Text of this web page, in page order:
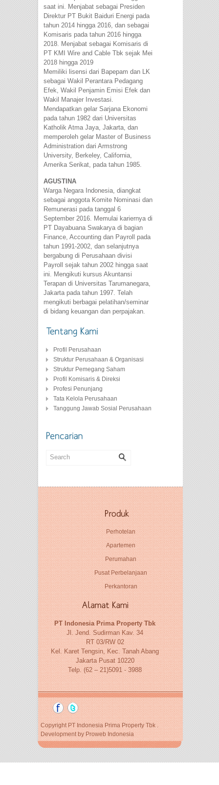
saat ini. Menjabat sebagai Presiden
Direktur PT Bukit Baiduri Energi pada
tahun 2014 hingga 2016, dan sebagai
Komisaris pada tahun 2016 hingga
2018. Menjabat sebagai Komisaris di
PT KMI Wire and Cable Tbk sejak Mei
2018 hingga 2019
Memiliki lisensi dari Bapepam dan LK
sebagai Wakil Perantara Pedagang
Efek, Wakil Penjamin Emisi Efek dan
Wakil Manajer Investasi.
Mendapatkan gelar Sarjana Ekonomi
pada tahun 1982 dari Universitas
Katholik Atma Jaya, Jakarta, dan
memperoleh gelar Master of Business
Administration dari Armstrong
University, Berkeley, California,
Amerika Serikat, pada tahun 1985.
AGUSTINA
Warga Negara Indonesia, diangkat
sebagai anggota Komite Nominasi dan
Remunerasi pada tanggal 6
September 2016. Memulai kariernya di
PT Dayabuana Swakarya di bagian
Finance, Accounting dan Payroll pada
tahun 1991-2002, dan selanjutnya
bergabung di Perusahaan divisi
Payroll sejak tahun 2002 hingga saat
ini. Mengikuti kursus Akuntansi
Terapan di Universitas Tarumanegara,
Jakarta pada tahun 1997. Telah
mengikuti berbagai pelatihan/seminar
di bidang keuangan dan perpajakan.
Profil Perusahaan
Struktur Perusahaan & Organisasi
Struktur Pemegang Saham
Profil Komisaris & Direksi
Profesi Penunjang
Tata Kelola Perusahaan
Tanggung Jawab Sosial Perusahaan
Perhotelan
Apartemen
Perumahan
Pusat Perbelanjaan
Perkantoran
PT Indonesia Prima Property Tbk
Jl. Jend. Sudirman Kav. 34
RT 03/RW 02
Kel. Karet Tengsin, Kec. Tanah Abang
Jakarta Pusat 10220
Telp. (62 – 21)5091 - 3988
Copyright PT Indonesia Prima Property Tbk .
Development byProweb Indonesia